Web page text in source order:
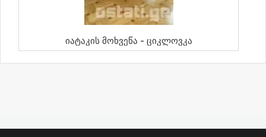
Იატაკის Მოხვეწა - Ციკლოვკა